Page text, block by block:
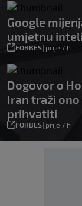
Google
umjetnu
FORBES| prije 7 h
Dogovor o
Iran traži
prihvatiti
FORBES| prije 7 h